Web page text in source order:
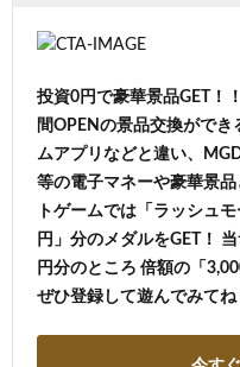
投資0円で豪華景品GET！
間OPENの景品交換がで
ムアプリなどと違い、
等の電子マネーや豪華景
トゲームでは「ラッシュ
円」分のメダルをGET！
円分のところ 倍額の「
ぜひ登録して遊んでみてね